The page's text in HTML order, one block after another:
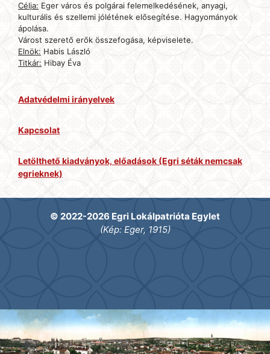
Célja: Eger város és polgárai felemelkedésének, anyagi,
kulturális és szellemi jólétének elősegítése. Hagyományok
ápolása.
Várost szerető erők összefogása, képviselete.
Elnök: Habis László
Titkár: Hibay Éva
Adatvédelmi irányelvek
Kapcsolat
Letölthető kiadványok, előadások (Egri séták nemcsak
egrieknek)
© 2022-2026 Egri Lokálpatrióta Egylet
(Kép: Eger, 1915)